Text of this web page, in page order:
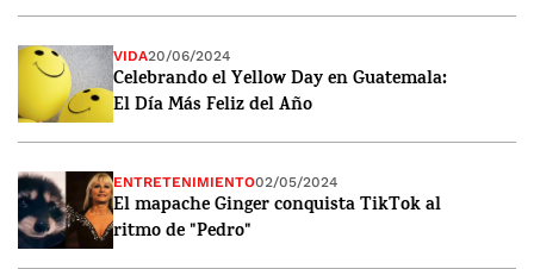
VIDA20/06/2024
Celebrando el Yellow Day en Guatemala:
El Día Más Feliz del Año
ENTRETENIMIENTO02/05/2024
El mapache Ginger conquista TikTok al
ritmo de "Pedro"